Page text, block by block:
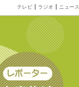
テレビ ラジオ ニュース